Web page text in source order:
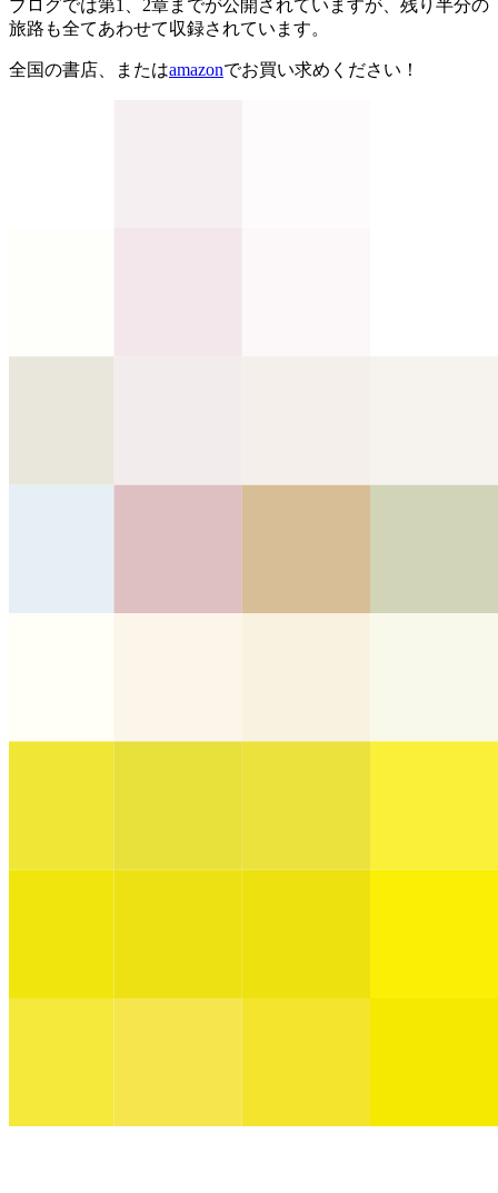
ブログでは第1、2章までが公開されていますが、残り半分の
旅路も全てあわせて収録されています。
全国の書店、またはamazonでお買い求めください！